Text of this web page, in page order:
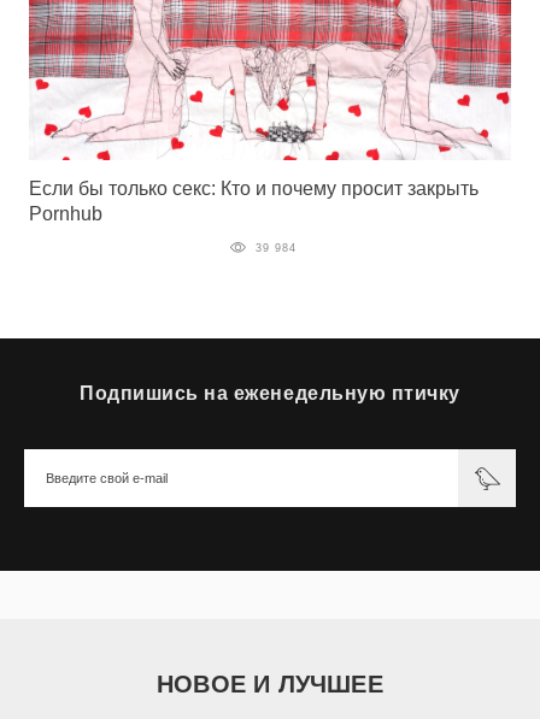
Если бы только секс: Кто и почему просит закрыть
Pornhub
39 984
Подпишись на еженедельную птичку
НОВОЕ И ЛУЧШЕЕ